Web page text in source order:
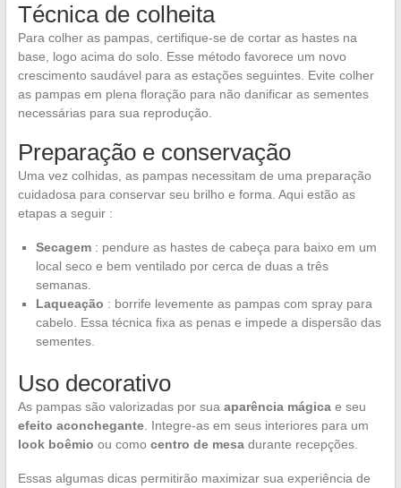
Técnica de colheita
Para colher as pampas, certifique-se de cortar as hastes na
base, logo acima do solo. Esse método favorece um novo
crescimento saudável para as estações seguintes. Evite colher
as pampas em plena floração para não danificar as sementes
necessárias para sua reprodução.
Preparação e conservação
Uma vez colhidas, as pampas necessitam de uma preparação
cuidadosa para conservar seu brilho e forma. Aqui estão as
etapas a seguir :
Secagem: pendure as hastes de cabeça para baixo em um
local seco e bem ventilado por cerca de duas a três
semanas.
Laqueação : borrife levemente as pampas com spray para
cabelo. Essa técnica fixa as penas e impede a dispersão das
sementes.
Uso decorativo
As pampas são valorizadas por sua aparência mágicae seu
efeito aconchegante. Integre-as em seus interiores para um
look boêmio ou como centro de mesadurante recepções.
Essas algumas dicas permitirão maximizar sua experiência de